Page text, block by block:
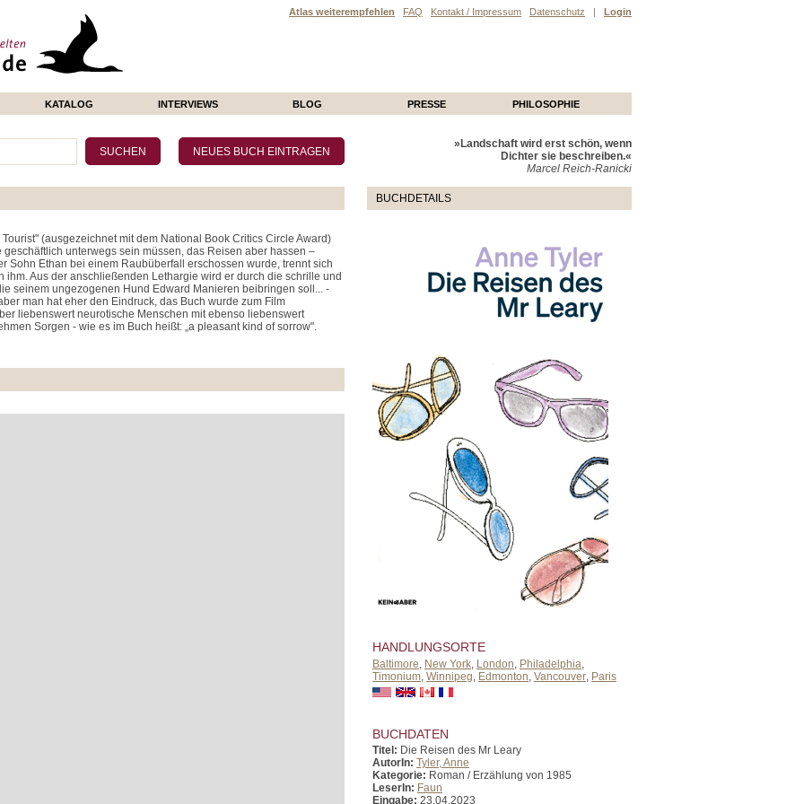
Atlas weiterempfehlen FAQ Kontakt / Impressum Datenschutz | Login
KATALOG INTERVIEWS BLOG PRESSE PHILOSOPHIE
(ausgezeichnet mit dem National Book Critics Circle Award)
unterwegs sein müssen, das Reisen aber hassen –
Sohn Ethan bei einem Raubüberfall erschossen wurde, trennt sich
Aus der anschließenden Lethargie wird er durch die schrille und
seinem ungezogenen Hund Edward Manieren beibringen soll... -
man hat eher den Eindruck, das Buch wurde zum Film
liebenswert neurotische Menschen mit ebenso liebenswert
Sorgen - wie es im Buch heißt: „a pleasant kind of sorrow".
»Landschaft wird erst schön, wenn
Dichter sie beschreiben.«
Marcel Reich-Ranicki
BUCHDETAILS
HANDLUNGSORTE
Baltimore New York London Philadelphia
Timonium Winnipeg Edmonton Vancouver Paris
BUCHDATEN
Titel: Die Reisen des Mr Leary
AutorIn: Tyler, Anne
Kategorie: Roman / Erzählung von 1985
LeserIn: Faun
Eingabe: 23.04.2023